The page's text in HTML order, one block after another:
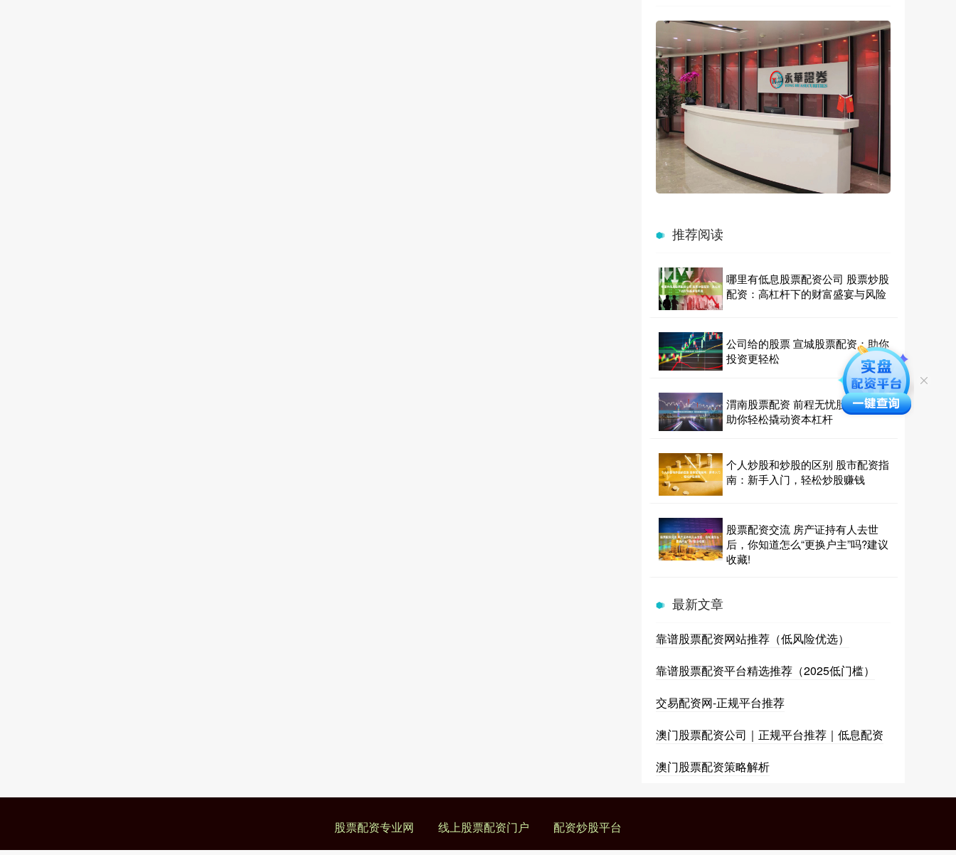
推荐阅读
哪里有低息股票配资公司 股票炒股
配资：高杠杆下的财富盛宴与风险
公司给的股票 宣城股票配资：助你
投资更轻松
渭南股票配资 前程无忧股票配资：
助你轻松撬动资本杠杆
个人炒股和炒股的区别 股市配资指
南：新手入门，轻松炒股赚钱
股票配资交流 房产证持有人去世
后，你知道怎么“更换户主”吗?建议
收藏!
最新文章
靠谱股票配资网站推荐（低风险优选）
靠谱股票配资平台精选推荐（2025低门槛）
交易配资网-正规平台推荐
澳门股票配资公司｜正规平台推荐｜低息配资
澳门股票配资策略解析
股票配资专业网 线上股票配资门户 配资炒股平台